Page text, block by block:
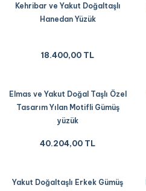
Kehribar ve Yakut Doğaltaşlı
Hanedan Yüzük
18.400,00 TL
Elmas ve Yakut Doğal Taşlı Özel
Tasarım Yılan Motifli Gümüş
yüzük
40.204,00 TL
Yakut Doğaltaşlı Erkek Gümüş